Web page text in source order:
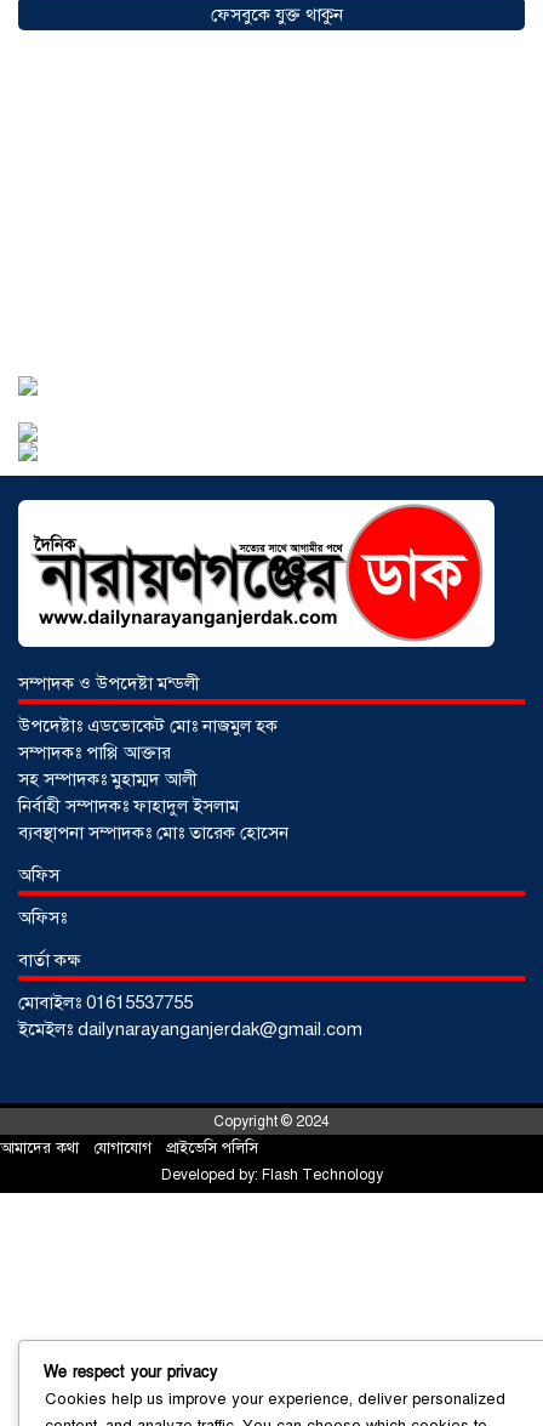
অগ্রযাত্রায় নতুন অধ্যায়, উদ্বোধন হলো ‘শিফা
মোহাম্মদিয়া ফিশারিজ’
০৫ আগস্ট ২০২৬
শর্টগান
০৩ আগস্ট ২০২৬
ফেসবুকে যুক্ত থাকুন
সম্পাদক ও উপদেষ্টা মন্ডলী
উপদেষ্টাঃ এডভোকেট মোঃ নাজমুল হক
সম্পাদকঃ পাপ্পি আক্তার
সহ সম্পাদকঃ মুহাম্মদ আলী
নির্বাহী সম্পাদকঃ ফাহাদুল ইসলাম
ব্যবস্থাপনা সম্পাদকঃ মোঃ তারেক হোসেন
অফিস
অফিসঃ
বার্তা কক্ষ
মোবাইলঃ 01615537755
ইমেইলঃ dailynarayanganjerdak@gmail.com
Copyright © 2024
আমাদের কথা যোগাযোগ প্রাইভেসি পলিসি
Developed by: Flash Technology
We respect your privacy
Cookies help us improve your experience, deliver personalized